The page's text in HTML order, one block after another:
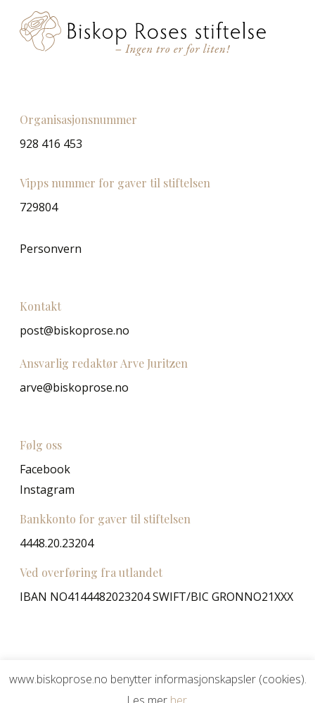
Organisasjonsnummer
928 416 453
Vipps nummer for gaver til stiftelsen
729804
Personvern
Kontakt
post@biskoprose.no
Ansvarlig redaktør Arve Juritzen
arve@biskoprose.no
Følg oss
Facebook
Instagram
Bankkonto for gaver til stiftelsen
4448.20.23204
Ved overføring fra utlandet
IBAN NO4144482023204 SWIFT/BIC GRONNO21XXX
www.biskoprose.no benytter informasjonskapsler (cookies).